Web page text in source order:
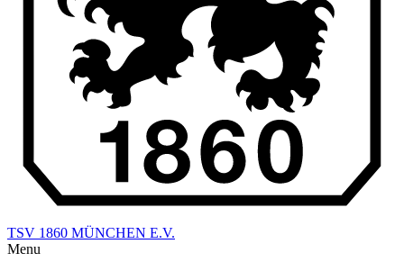
TSV 1860 MÜNCHEN E.V.
Menu